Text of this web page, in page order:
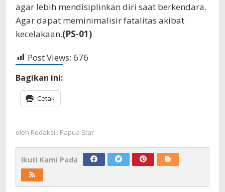
agar lebih mendisiplinkan diri saat berkendara.
Agar dapat meminimalisir fatalitas akibat
kecelakaan.(PS-01)
Post Views: 676
Bagikan ini:
Cetak
oleh Redaksi : Papua Star
Ikuti Kami Pada